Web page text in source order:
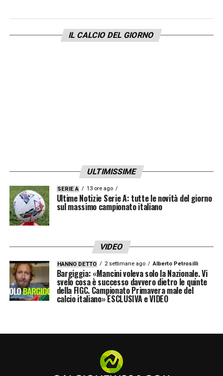
Per il resto vedremo, ho buoni rapporti con
la società, con la dirigenza, con l’allenatore.
Cucina spettacolare, la pasta è il mio piatto
preferito, poi è vicino alla montagna, al mare
e al lago».
DI ALLEGRI— «Ho un bel rapporto con lui
ma non abbiamo parlato di questa cosa. Mi
piace ancora giocare a calcio, quando mi
ritirerò ci penserò. Quando mi ritirerò? Non
SU MASSIMILIANO ALLEGRI— «Un grande
allenatore, ha ottenuto grandi risultati con
Milan e Juve, è tornato in rossonero e sta
IL CALCIO DEL GIORNO
ULTIMISSIME
SERIE A 13 ore ago
Ultime Notizie Serie A: tutte le novità del giorno
sul massimo campionato italiano
VIDEO
HANNO DETTO 2 settimane ago Alberto Petrosilli
Bargiggia: «Mancini voleva solo la Nazionale. Vi
svelo cosa è successo davvero dietro le quinte
della FIGC. Campionato Primavera male del
calcio italiano» ESCLUSIVA e VIDEO